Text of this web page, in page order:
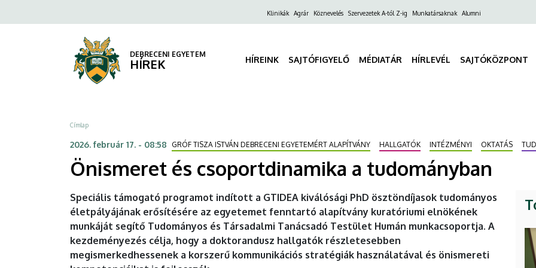
csoportdinamika
DEBRECENI
EGYETEM
a
FelsőKlinikák Agrár Köznevelés Szervezetek A-tól Z-ig Munkatársaknak Alumni
DEBRECENI EGYETEM
HÍREK HÍREINK SAJTÓFIGYELŐ MÉDIATÁR HÍRLEVÉL SAJTÓKÖZPONT
Morzsa
Címlap
2026. február 17. - 08:58 GRÓF TISZA ISTVÁN DEBRECENI EGYETEMÉRT ALAPÍTVÁNY HALLGATÓK INTÉZMÉNYI OKTATÁS
Önismeret és csoportdinamika a tudományban
Speciális támogató programot indított a GTIDEA kiválósági PhD ösztöndíjasok tudományos
életpályájának erősítésére az egyetemet fenntartó alapítvány kuratóriumi elnökének
munkáját segítő Tudományos és Társadalmi Tanácsadó Testület Humán munkacsoportja. A
kezdeményezés célja, hogy a doktorandusz hallgatók részletesebben
megismerkedhessenek a korszerű kommunikációs stratégiák használatával és önismereti